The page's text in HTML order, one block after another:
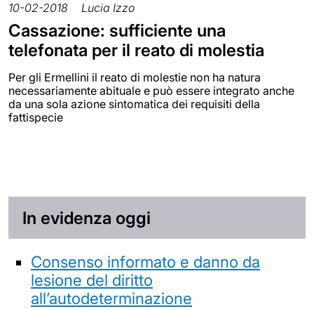
10-02-2018 Lucia Izzo
Cassazione: sufficiente una
telefonata per il reato di molestia
Per gli Ermellini il reato di molestie non ha natura
necessariamente abituale e può essere integrato anche
da una sola azione sintomatica dei requisiti della
fattispecie
In evidenza oggi
Consenso informato e danno da
lesione del diritto
all’autodeterminazione